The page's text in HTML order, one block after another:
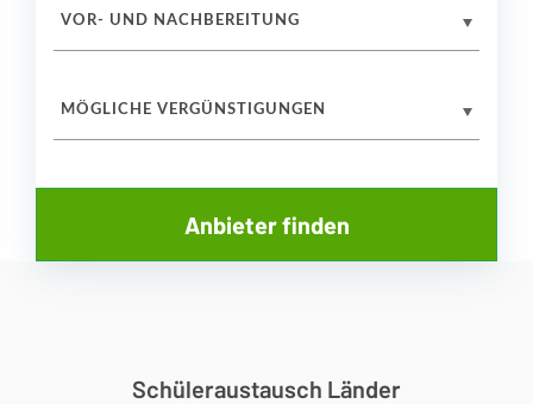
VOR- UND NACHBEREITUNG
MÖGLICHE VERGÜNSTIGUNGEN
Schüleraustausch Länder